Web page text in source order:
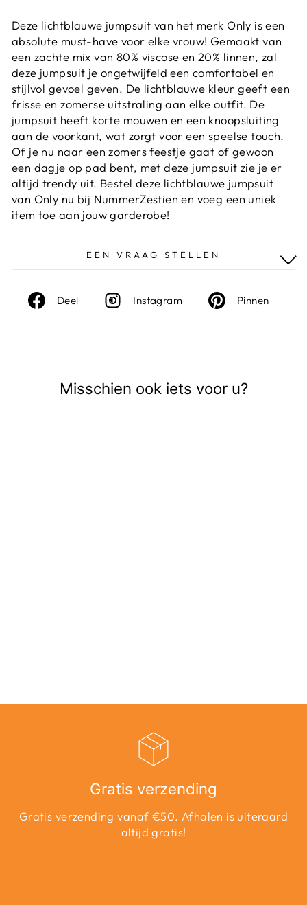
Deze lichtblauwe jumpsuit van het merk Only is een
absolute must-have voor elke vrouw! Gemaakt van
een zachte mix van 80% viscose en 20% linnen, zal
deze jumpsuit je ongetwijfeld een comfortabel en
stijlvol gevoel geven. De lichtblauwe kleur geeft een
frisse en zomerse uitstraling aan elke outfit. De
jumpsuit heeft korte mouwen en een knoopsluiting
aan de voorkant, wat zorgt voor een speelse touch.
Of je nu naar een zomers feestje gaat of gewoon
een dagje op pad bent, met deze jumpsuit zie je er
altijd trendy uit. Bestel deze lichtblauwe jumpsuit
van Only nu bij NummerZestien en voeg een uniek
item toe aan jouw garderobe!
EEN VRAAG STELLEN
Deel
Deel
Instagram InstagramPinnen
Misschien ook iets voor u?
Gratis verzending
Gratis verzending vanaf €50. Afhalen is uiteraard
altijd gratis!